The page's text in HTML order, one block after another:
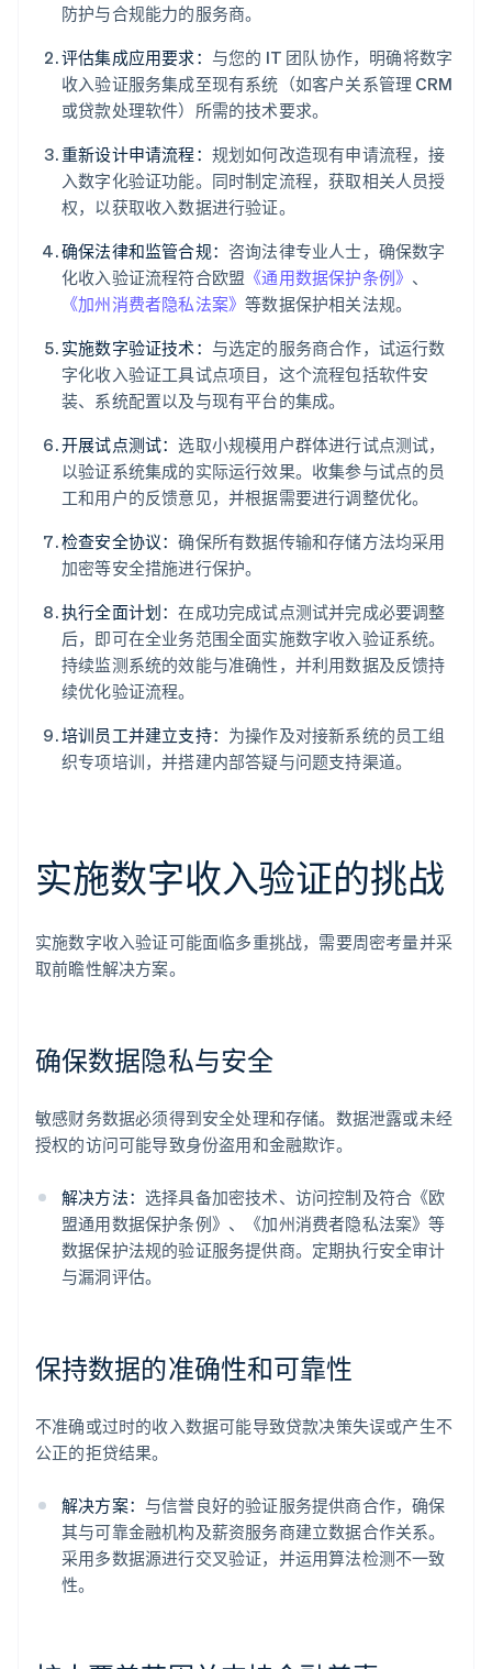
防护与合规能力的服务商。
评估集成应用要求： 与您的 IT 团队协作，明确将数字
收入验证服务集成至现有系统（如客户关系管理 CRM
或贷款处理软件）所需的技术要求。
重新设计申请流程： 规划如何改造现有申请流程，接
入数字化验证功能。同时制定流程，获取相关人员授
权，以获取收入数据进行验证。
确保法律和监管合规： 咨询法律专业人士，确保数字
化收入验证流程符合欧盟 《通用数据保护条例》 、
《加州消费者隐私法案》等数据保护相关法规。
实施数字验证技术： 与选定的服务商合作，试运行数
字化收入验证工具试点项目，这个流程包括软件安
装、系统配置以及与现有平台的集成。
开展试点测试：选取小规模用户群体进行试点测试，
以验证系统集成的实际运行效果。收集参与试点的员
工和用户的反馈意见，并根据需要进行调整优化。
检查安全协议：确保所有数据传输和存储方法均采用
加密等安全措施进行保护。
执行全面计划：在成功完成试点测试并完成必要调整
后，即可在全业务范围全面实施数字收入验证系统。
持续监测系统的效能与准确性，并利用数据及反馈持
续优化验证流程。
培训员工并建立支持： 为操作及对接新系统的员工组
织专项培训，并搭建内部答疑与问题支持渠道。
实施数字收入验证的挑战
实施数字收入验证可能面临多重挑战，需要周密考量并采
取前瞻性解决方案。
确保数据隐私与安全
敏感财务数据必须得到安全处理和存储。数据泄露或未经
授权的访问可能导致身份盗用和金融欺诈。
解决方法： 选择具备加密技术、访问控制及符合《欧
盟通用数据保护条例》、《加州消费者隐私法案》等
数据保护法规的验证服务提供商。定期执行安全审计
与漏洞评估。
保持数据的准确性和可靠性
不准确或过时的收入数据可能导致贷款决策失误或产生不
公正的拒贷结果。
解决方案： 与信誉良好的验证服务提供商合作，确保
其与可靠金融机构及薪资服务商建立数据合作关系。
采用多数据源进行交叉验证，并运用算法检测不一致
性。